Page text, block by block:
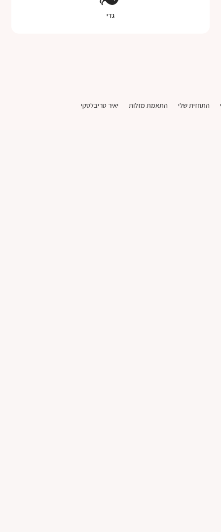
גדי
התחזית שלי התאמת מזלות יאיר טריבלסקי